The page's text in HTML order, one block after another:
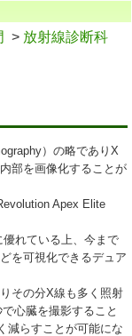
> 放射線診断科
）の略でありX
部を画像化することが
Apex Elite
れている上、今まで
を可視化できるデュア
その分X線も多く照射
心臓を撮影すること
減らすことが可能にな